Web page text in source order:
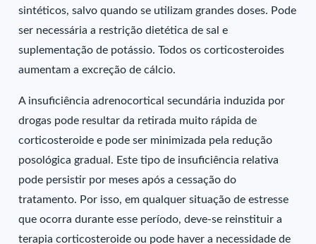
sintéticos, salvo quando se utilizam grandes doses. Pode
ser necessária a restrição dietética de sal e
suplementação de potássio. Todos os corticosteroides
aumentam a excreção de cálcio.
A insuficiência adrenocortical secundária induzida por
drogas pode resultar da retirada muito rápida de
corticosteroide e pode ser minimizada pela redução
posológica gradual. Este tipo de insuficiência relativa
pode persistir por meses após a cessação do
tratamento. Por isso, em qualquer situação de estresse
que ocorra durante esse período, deve-se reinstituir a
terapia corticosteroide ou pode haver a necessidade de